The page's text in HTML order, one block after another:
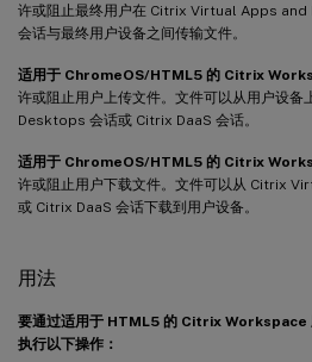
许或阻止最终用户在 Citrix Virtual Apps
会话与最终用户设备之间传输文件。
适用于 ChromeOS/HTML5 的 Citrix
许或阻止用户上传文件。文件可以从用户设
Desktops 会话或 Citrix DaaS 会话。
适用于 ChromeOS/HTML5 的 Citrix
许或阻止用户下载文件。文件可以从 Citrix
或 Citrix DaaS 会话下载到用户设备。
用法
要通过适用于 HTML5 的 Citrix Workspace
执行以下操作：